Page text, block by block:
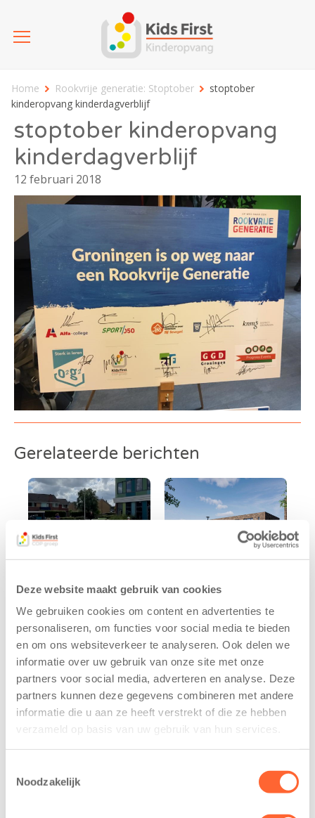
Deze website maakt gebruik van cookies
We gebruiken cookies om content en advertenties te
personaliseren, om functies voor social media te bieden
en om ons websiteverkeer te analyseren. Ook delen we
informatie over uw gebruik van onze site met onze
partners voor social media, adverteren en analyse. Deze
partners kunnen deze gegevens combineren met andere
informatie die u aan ze heeft verstrekt of die ze hebben
verzameld op basis van uw gebruik van hun services.
Noodzakelijk
Home Rookvrije generatie: Stoptober
stoptober
kinderopvang kinderdagverblijf
stoptober kinderopvang
kinderdagverblijf
12 februari 2018
Gerelateerde berichten
Kinderen BSO
De
Westerburcht
trainen alvast
voor Kids First
Mini 4 Mijl
7 augustus 2026
van BSO De
Kids First
tekent
koopcontract
voor nieuw
kindcentrum in
wijk Wiarda in
Leeuwarden